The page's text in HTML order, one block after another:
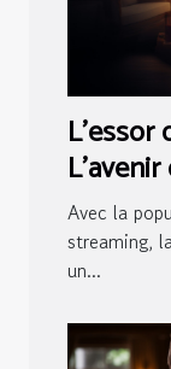
L'essor
en
Avec la
streaming,
un...